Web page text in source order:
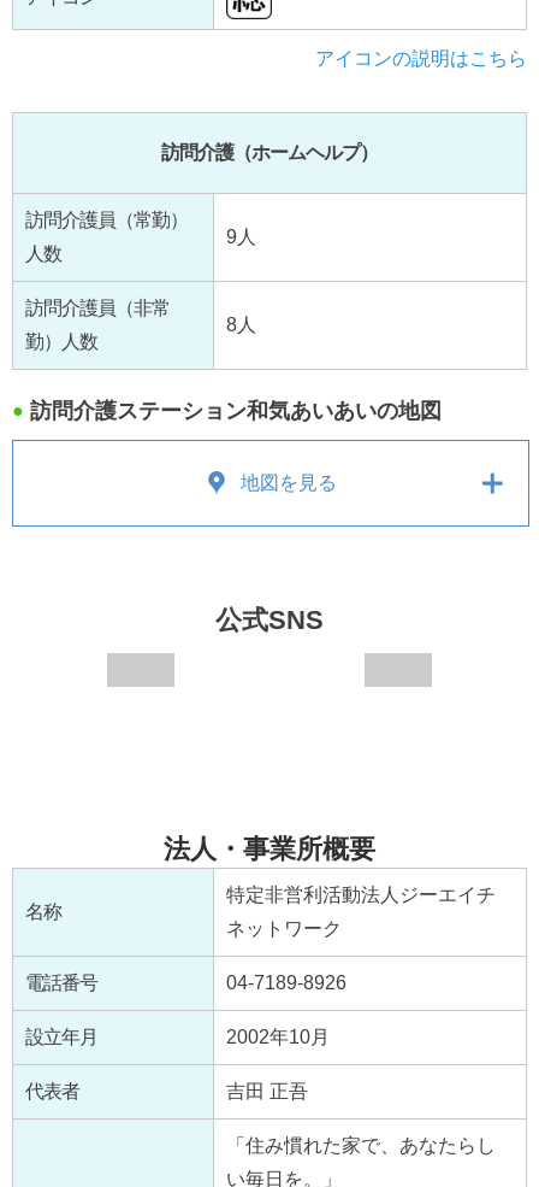
アイコンの説明はこちら
訪問介護（ホームヘルプ）
訪問介護員（常勤）
人数
9人
訪問介護員（非常
勤）人数
8人
● 訪問介護ステーション和気あいあいの地図
地図を見る
公式SNS
法人・事業所概要
名称
特定非営利活動法人ジーエイチ
ネットワーク
電話番号 04-7189-8926
設立年月 2002年10月
代表者 吉田 正吾
「住み慣れた家で、あなたらし
い毎日を。」